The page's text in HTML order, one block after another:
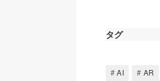
タグ
AI AR